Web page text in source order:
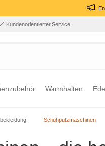
Kundenorientierter Service
Warmhalten
Schuhputzmaschinen